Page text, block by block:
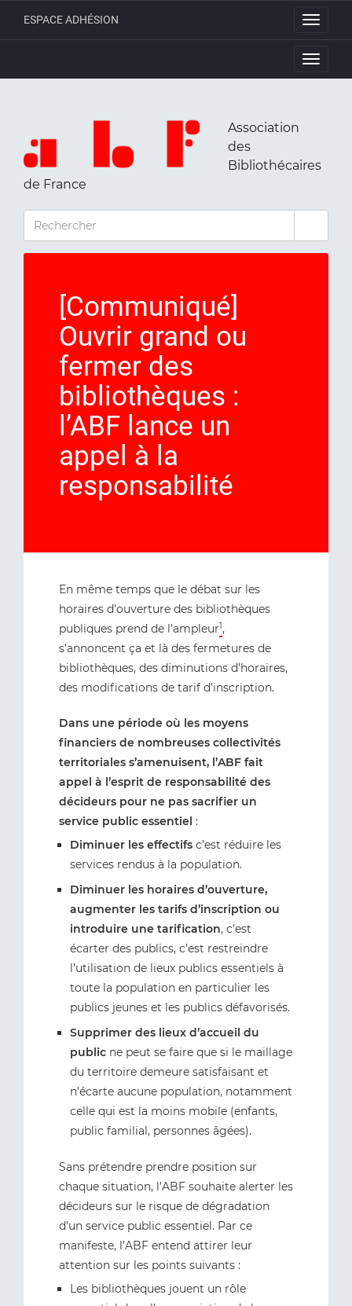
Toggle
ESPACE ADHÉSION
Toggle
Association
des
Bibliothécaires
de France
RECHERCHER
[Communiqué]
Ouvrir grand ou
fermer des
bibliothèques :
l’ABF lance un
appel à la
responsabilité
En même temps que le débat sur les
horaires d’ouverture des bibliothèques
publiques prend de l’ampleur1,
s’annoncent ça et là des fermetures de
bibliothèques, des diminutions d’horaires,
des modifications de tarif d’inscription.
Dans une période où les moyens
financiers de nombreuses collectivités
territoriales s’amenuisent, l’ABF fait
appel à l’esprit de responsabilité des
décideurs pour ne pas sacrifier un
service public essentiel :
Diminuer les effectifs c’est réduire les
services rendus à la population.
Diminuer les horaires d’ouverture,
augmenter les tarifs d’inscription ou
introduire une tarification, c’est
écarter des publics, c’est restreindre
l’utilisation de lieux publics essentiels à
toute la population en particulier les
publics jeunes et les publics défavorisés.
Supprimer des lieux d’accueil du
public ne peut se faire que si le maillage
du territoire demeure satisfaisant et
n’écarte aucune population, notamment
celle qui est la moins mobile (enfants,
public familial, personnes âgées).
Sans prétendre prendre position sur
chaque situation, l’ABF souhaite alerter les
décideurs sur le risque de dégradation
d’un service public essentiel. Par ce
manifeste, l’ABF entend attirer leur
attention sur les points suivants :
Les bibliothèques jouent un rôle